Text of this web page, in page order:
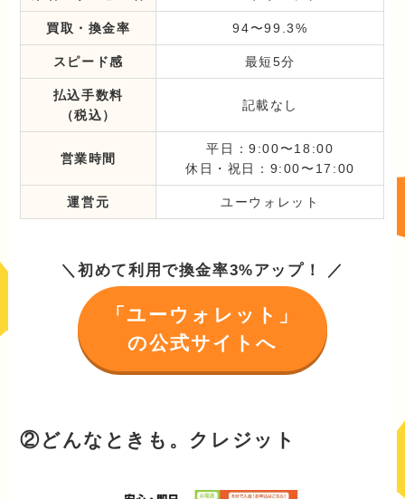
買取・換金率 94〜99.3%
スピード感 最短5分
払込手数料
（税込）
記載なし
営業時間
平日：9:00〜18:00
休日・祝日：9:00〜17:00
運営元 ユーウォレット
＼初めて利用で換金率3%アップ！ ／
「ユーウォレット」
の公式サイトへ
②どんなときも。クレジット